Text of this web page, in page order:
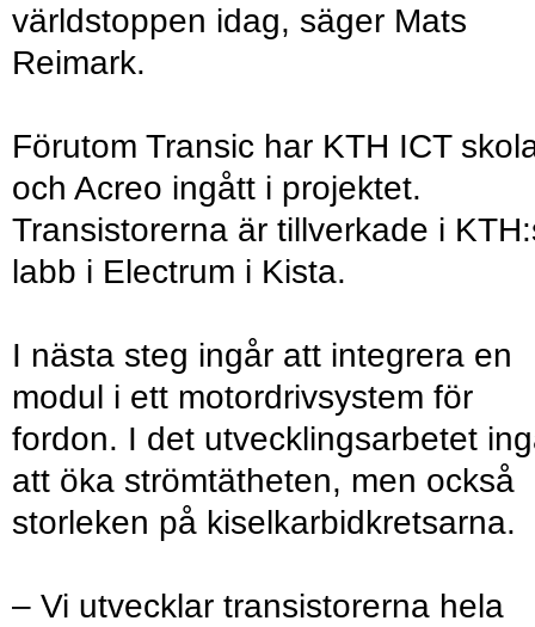
världstoppen idag, säger Mats
Reimark.
Förutom Transic har KTH ICT
och Acreo ingått i projektet.
Transistorerna är tillverkade i
labb i Electrum i Kista.
I nästa steg ingår att integrera en
modul i ett motordrivsystem för
fordon. I det utvecklingsarbetet
att öka strömtätheten, men också
storleken på kiselkarbidkretsarna.
– Vi utvecklar transistorerna hela